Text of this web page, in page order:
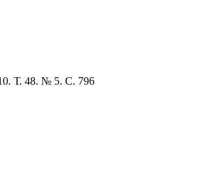
Т. 48. № 5. С. 796